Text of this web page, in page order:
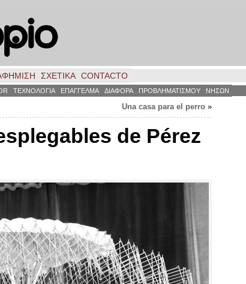
ΣΧΕΤΙΚΑ CONTACTO
ΤΕΧΝΟΛΟΓΙΑ ΕΠΑΓΓΕΛΜΑ ΔΙΑΦΟΡΑ ΠΡΟΒΛΗΜΑΤΙΣΜΟΥ ΝΗΣΩΝ
Una casa para el perro »
de Pérez